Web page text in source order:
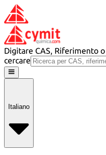
Digitare CAS, Riferimento
cercare
Italiano